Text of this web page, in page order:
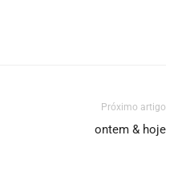
Próximo artigo
ontem & hoje